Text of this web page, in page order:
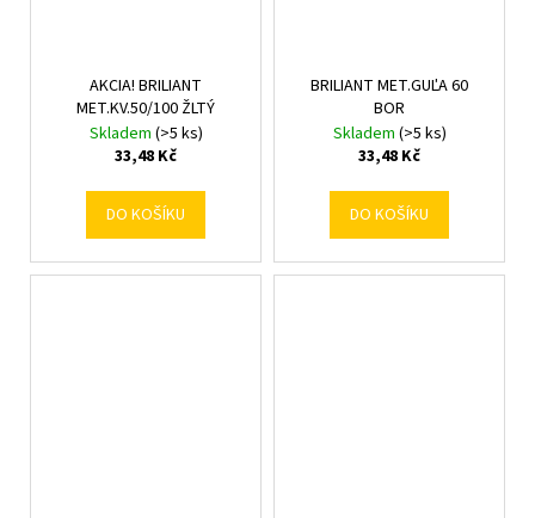
AKCIA! BRILIANT
MET.KV.50/100 ŽLTÝ
Skladem (>5 ks)
33,48 Kč
DO KOŠÍKU
BRILIANT MET.GUĽA 60
BOR
Skladem (>5 ks)
33,48 Kč
DO KOŠÍKU